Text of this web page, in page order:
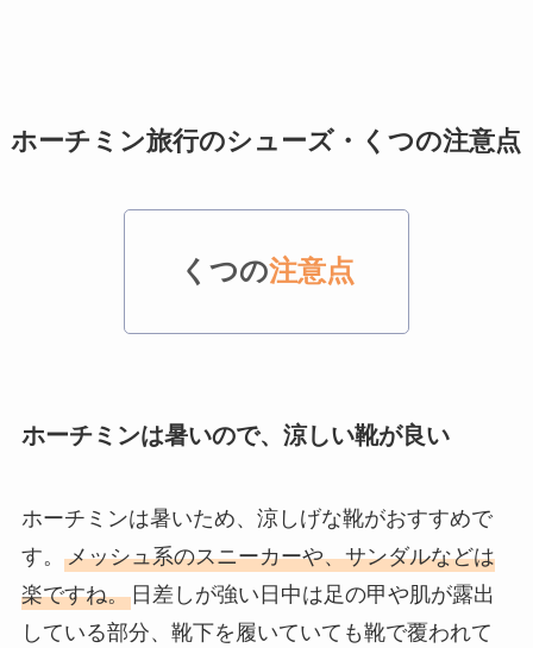
ホーチミン旅行のシューズ・くつの注意点
くつの注意点
ホーチミンは暑いので、涼しい靴が良い
ホーチミンは暑いため、涼しげな靴がおすすめで
す。 メッシュ系のスニーカーや、サンダルなどは
楽ですね。日差しが強い日中は足の甲や肌が露出
している部分、靴下を履いていても靴で覆われて